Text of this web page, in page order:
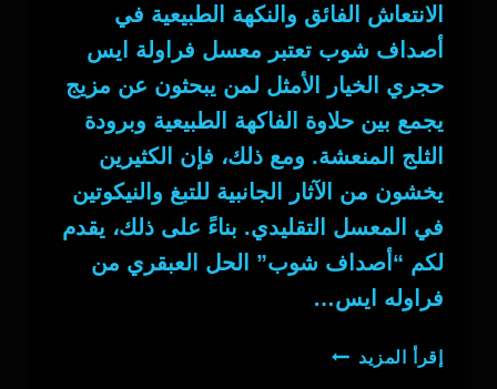
الانتعاش الفائق والنكهة الطبيعية في
أصداف شوب تعتبر معسل فراولة ايس
حجري الخيار الأمثل لمن يبحثون عن مزيج
يجمع بين حلاوة الفاكهة الطبيعية وبرودة
الثلج المنعشة. ومع ذلك، فإن الكثيرين
يخشون من الآثار الجانبية للتبغ والنيكوتين
في المعسل التقليدي. بناءً على ذلك، يقدم
لكم “أصداف شوب” الحل العبقري من
فراوله ايس…
إقرأ المزيد معسل